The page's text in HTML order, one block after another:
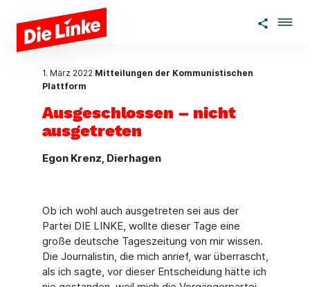
Zum Hauptinhalt springen
1. März 2022 Mitteilungen der Kommunistischen
Plattform
Ausgeschlossen – nicht
ausgetreten
Egon Krenz, Dierhagen
Ob ich wohl auch ausgetreten sei aus der
Partei DIE LINKE, wollte dieser Tage eine
große deutsche Tageszeitung von mir wissen.
Die Journalistin, die mich anrief, war überrascht,
als ich sagte, vor dieser Entscheidung hätte ich